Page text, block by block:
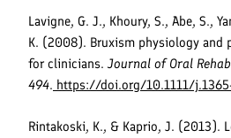
Lavigne, G. J., Khoury, S., Abe, S.,
K. (2008). Bruxism physiology and
for clinicians. Journal of Oral
494. https://doi.org/10.1111/
Rintakoski, K., & Kaprio, J. (2013).